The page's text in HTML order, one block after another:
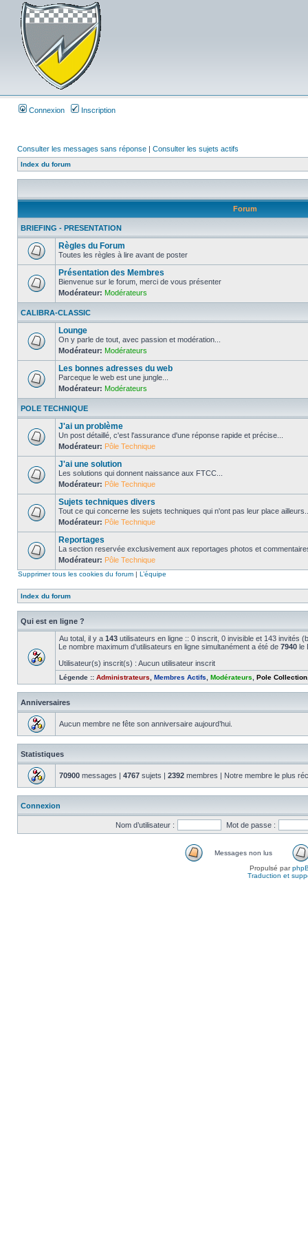
Connexion Inscription
Consulter les messages sans réponse | Consulter les sujets actifs
Index du forum
Forum
BRIEFING - PRESENTATION
Règles du Forum
Toutes les règles à lire avant de poster
Présentation des Membres
Bienvenue sur le forum, merci de vous présenter
Modérateur: Modérateurs
CALIBRA-CLASSIC
Lounge
On y parle de tout, avec passion et modération...
Modérateur: Modérateurs
Les bonnes adresses du web
Parceque le web est une jungle...
Modérateur: Modérateurs
POLE TECHNIQUE
J'ai un problème
Un post détaillé, c'est l'assurance d'une réponse rapide et précise...
Modérateur: Pôle Technique
J'ai une solution
Les solutions qui donnent naissance aux FTCC...
Modérateur: Pôle Technique
Sujets techniques divers
Tout ce qui concerne les sujets techniques qui n'ont pas leur place
Modérateur: Pôle Technique
Reportages
La section reservée exclusivement aux reportages photos et
Modérateur: Pôle Technique
Supprimer tous les cookies du forum | L’équipe
Index du forum
Qui est en ligne ?
Au total, il y a 143 utilisateurs en ligne :: 0 inscrit, 0 invisible et 143 invités
Le nombre maximum d’utilisateurs en ligne simultanément a été de 7940 le
Utilisateur(s) inscrit(s) : Aucun utilisateur inscrit
Légende :: Administrateurs Membres Actifs Modérateurs Pole Collection
Anniversaires
Aucun membre ne fête son anniversaire aujourd’hui.
Statistiques
70900 messages | 4767 sujets | 2392 membres | Notre membre le plus
Connexion
Nom d’utilisateur : Mot de passe :
Messages non lus
Propulsé par
Traduction et